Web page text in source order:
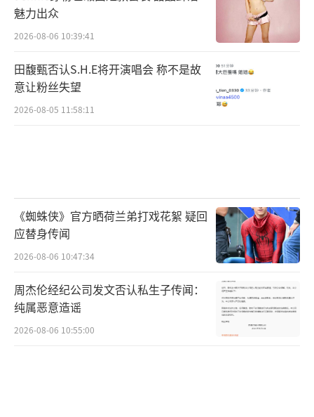
魅力出众
2026-08-06 10:39:41
田馥甄否认S.H.E将开演唱会 称不是故
意让粉丝失望
2026-08-05 11:58:11
《蜘蛛侠》官方晒荷兰弟打戏花絮 疑回
应替身传闻
2026-08-06 10:47:34
周杰伦经纪公司发文否认私生子传闻：
纯属恶意造谣
2026-08-06 10:55:00